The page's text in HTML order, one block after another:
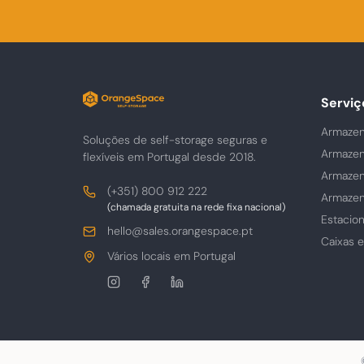
Soluções de self-storage seguras e
flexíveis em Portugal desde 2018.
Contactos
Telefone
(+351) 800 912 222
(chamada gratuita na rede fixa nacional)
E-
hello@sales.orangespace.pt
Morada
Vários locais em Portugal
Siga-
Caixas